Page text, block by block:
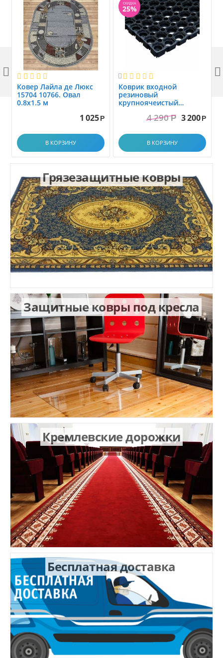
Ковер Лайла де Люкс
15704 10766. Овал
0.8x1.5 м
1 025 Р
В КОРЗИНУ
СКИДКА
25%

Коврик вxодной
резиновый
крупноячеистый
1.0x1.5 м4 290 Р 3 200 Р
В КОРЗИНУ
 
Грязезащитные ковры
Защитные ковры под кресла
Кремлевские дорожки
Бесплатная доставка